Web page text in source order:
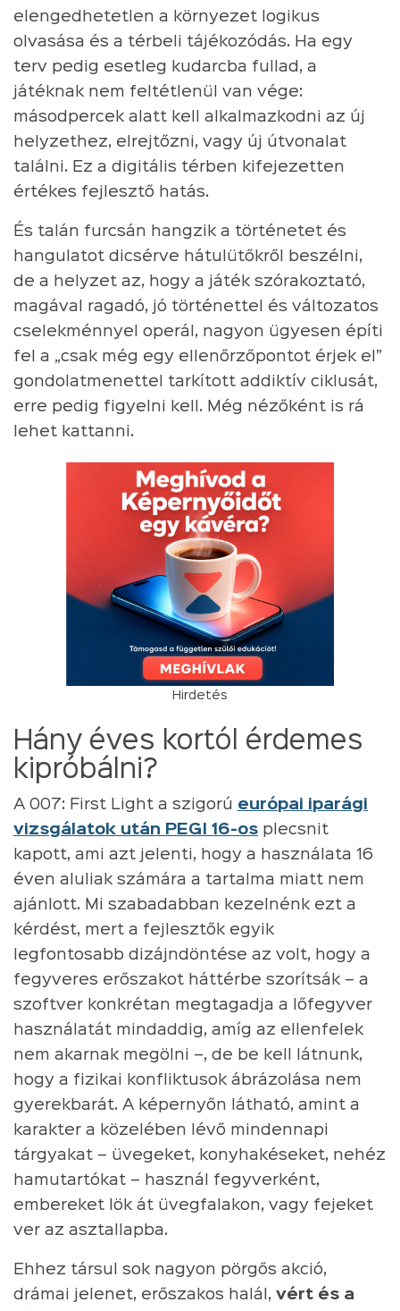
elengedhetetlen a környezet logikus
olvasása és a térbeli tájékozódás. Ha egy
terv pedig esetleg kudarcba fullad, a
játéknak nem feltétlenül van vége:
másodpercek alatt kell alkalmazkodni az új
helyzethez, elrejtőzni, vagy új útvonalat
találni. Ez a digitális térben kifejezetten
értékes fejlesztő hatás.
És talán furcsán hangzik a történetet és
hangulatot dicsérve hátulütőkről beszélni,
de a helyzet az, hogy a játék szórakoztató,
magával ragadó, jó történettel és változatos
cselekménnyel operál, nagyon ügyesen építi
fel a „csak még egy ellenőrzőpontot érjek el”
gondolatmenettel tarkított addiktív ciklusát,
erre pedig figyelni kell. Még nézőként is rá
lehet kattanni.
Hirdetés
Hány éves kortól érdemes
kipróbálni?
A 007: First Light a szigorú európai iparági
vizsgálatok után PEGI 16-os plecsnit
kapott, ami azt jelenti, hogy a használata 16
éven aluliak számára a tartalma miatt nem
ajánlott. Mi szabadabban kezelnénk ezt a
kérdést, mert a fejlesztők egyik
legfontosabb dizájndöntése az volt, hogy a
fegyveres erőszakot háttérbe szorítsák – a
szoftver konkrétan megtagadja a lőfegyver
használatát mindaddig, amíg az ellenfelek
nem akarnak megölni –, de be kell látnunk,
hogy a fizikai konfliktusok ábrázolása nem
gyerekbarát. A képernyőn látható, amint a
karakter a közelében lévő mindennapi
tárgyakat – üvegeket, konyhakéseket, nehéz
hamutartókat – használ fegyverként,
embereket lök át üvegfalakon, vagy fejeket
ver az asztallapba.
Ehhez társul sok nagyon pörgős akció,
drámai jelenet, erőszakos halál, vért és a